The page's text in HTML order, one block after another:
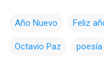
Año Nuevo Feliz
Octavio Paz poesía